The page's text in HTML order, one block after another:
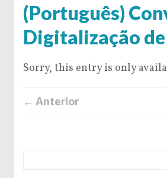
(Português)
Digitalização
Sorry, this entry is only
← Anterior